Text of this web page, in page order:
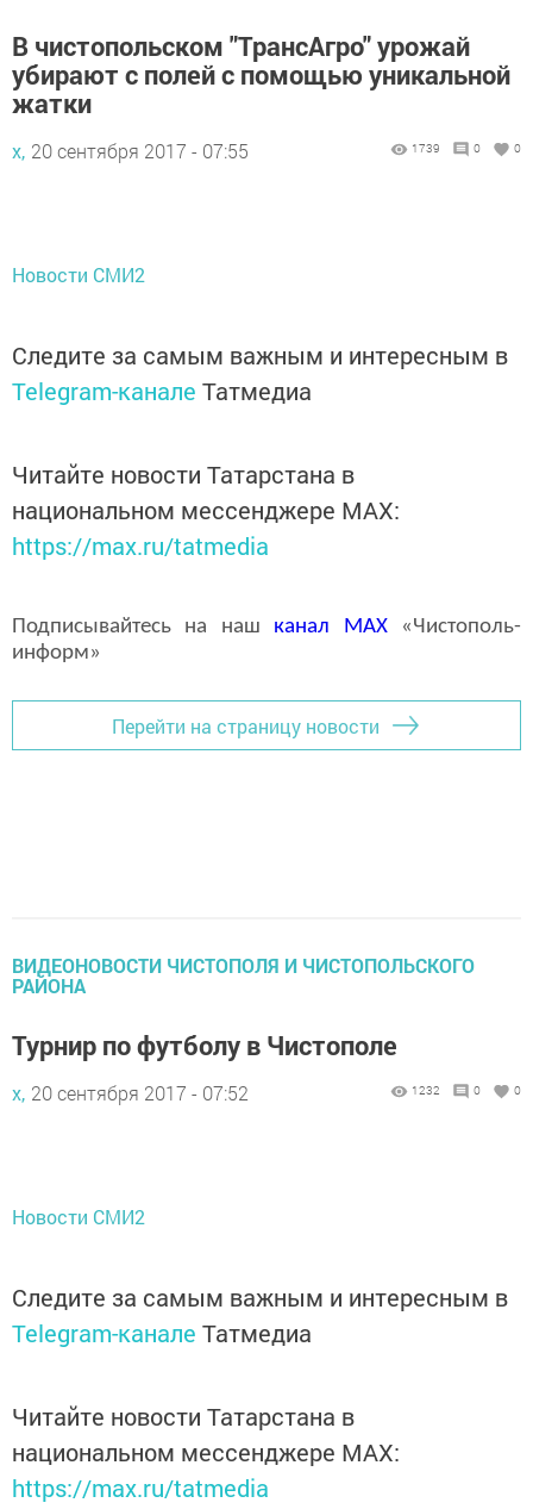
В чистопольском "ТрансАгро" урожай
убирают с полей с помощью уникальной
жатки
х, 20 сентября 2017 - 07:55 1739 0 0
Новости СМИ2
Следите за самым важным и интересным в
Telegram-канале Татмедиа
Читайте новости Татарстана в
национальном мессенджере MАХ:
https://max.ru/tatmedia
Подписывайтесь на наш канал MAX«Чистополь-
информ»
Перейти на страницу новости
ВИДЕОНОВОСТИ ЧИСТОПОЛЯ И ЧИСТОПОЛЬСКОГО
РАЙОНА
Турнир по футболу в Чистополе
х, 20 сентября 2017 - 07:52 1232 0 0
Новости СМИ2
Следите за самым важным и интересным в
Telegram-канале Татмедиа
Читайте новости Татарстана в
национальном мессенджере MАХ:
https://max.ru/tatmedia